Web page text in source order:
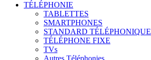
TÉLÉPHONIE
TABLETTES
SMARTPHONES
STANDARD TÉLÉPHONIQUE
TÉLÉPHONE FIXE
TVs
Autres Téléphonies